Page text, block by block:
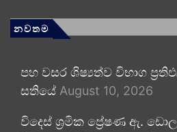
නවතම
පහ වසර ශිෂ්‍යත්ව විභාග
සතියේ August 10, 2026
විදෙස් ශ්‍රමික ප්‍රේෂණ ඇ.